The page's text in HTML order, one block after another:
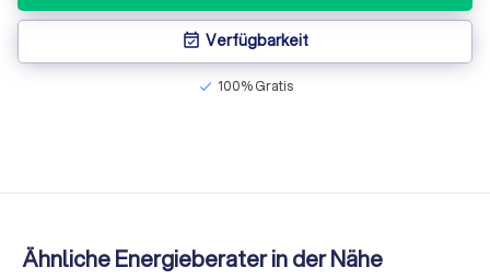
event_available Verfügbarkeit
check 100% Gratis
Ähnliche Energieberater in der Nähe